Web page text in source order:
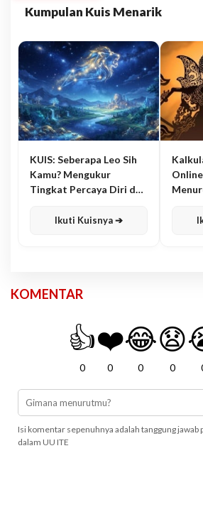
Kumpulan Kuis Menarik
KUIS: Seberapa Leo Sih
Kamu? Mengukur
Tingkat Percaya Diri dan
Ikuti Kuisnya ➔
KOMENTAR
👍
0
❤️
0
😂
0
😧
0
Isi komentar sepenuhnya adalah tanggung jawab
dalam UU ITE